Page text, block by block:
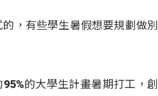
，有些學生暑假想要規劃做別
的大學生計畫暑期打工，創